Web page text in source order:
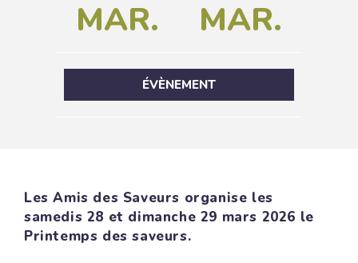
MAR. MAR.
ÉVÈNEMENT
Les Amis des Saveurs organise les
samedis 28 et dimanche 29 mars 2026 le
Printemps des saveurs.